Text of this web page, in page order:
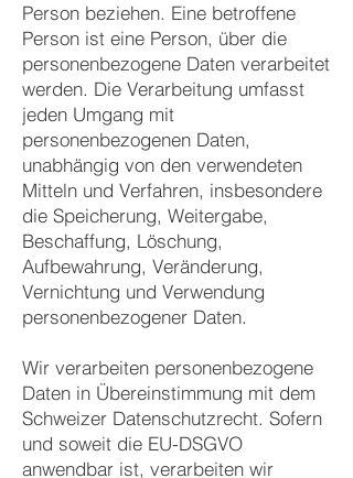
Person beziehen. Eine betroffene
Person ist eine Person, über die
personenbezogene Daten verarbeitet
werden. Die Verarbeitung umfasst
jeden Umgang mit
personenbezogenen Daten,
unabhängig von den verwendeten
Mitteln und Verfahren, insbesondere
die Speicherung, Weitergabe,
Beschaffung, Löschung,
Aufbewahrung, Veränderung,
Vernichtung und Verwendung
personenbezogener Daten.
Wir verarbeiten personenbezogene
Daten in Übereinstimmung mit dem
Schweizer Datenschutzrecht. Sofern
und soweit die EU-DSGVO
anwendbar ist, verarbeiten wir